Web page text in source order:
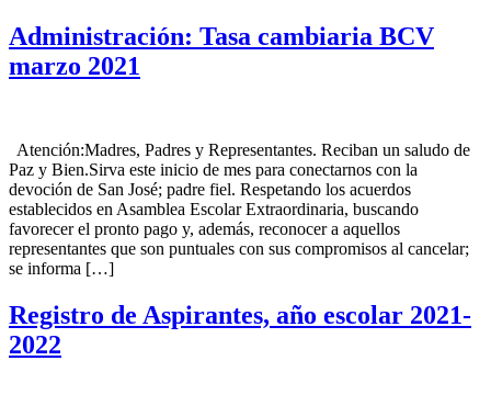
Administración: Tasa cambiaria BCV
marzo 2021
Atención:Madres, Padres y Representantes. Reciban un saludo de
Paz y Bien.Sirva este inicio de mes para conectarnos con la
devoción de San José; padre fiel. Respetando los acuerdos
establecidos en Asamblea Escolar Extraordinaria, buscando
favorecer el pronto pago y, además, reconocer a aquellos
representantes que son puntuales con sus compromisos al cancelar;
se informa […]
Registro de Aspirantes, año escolar 2021-
2022